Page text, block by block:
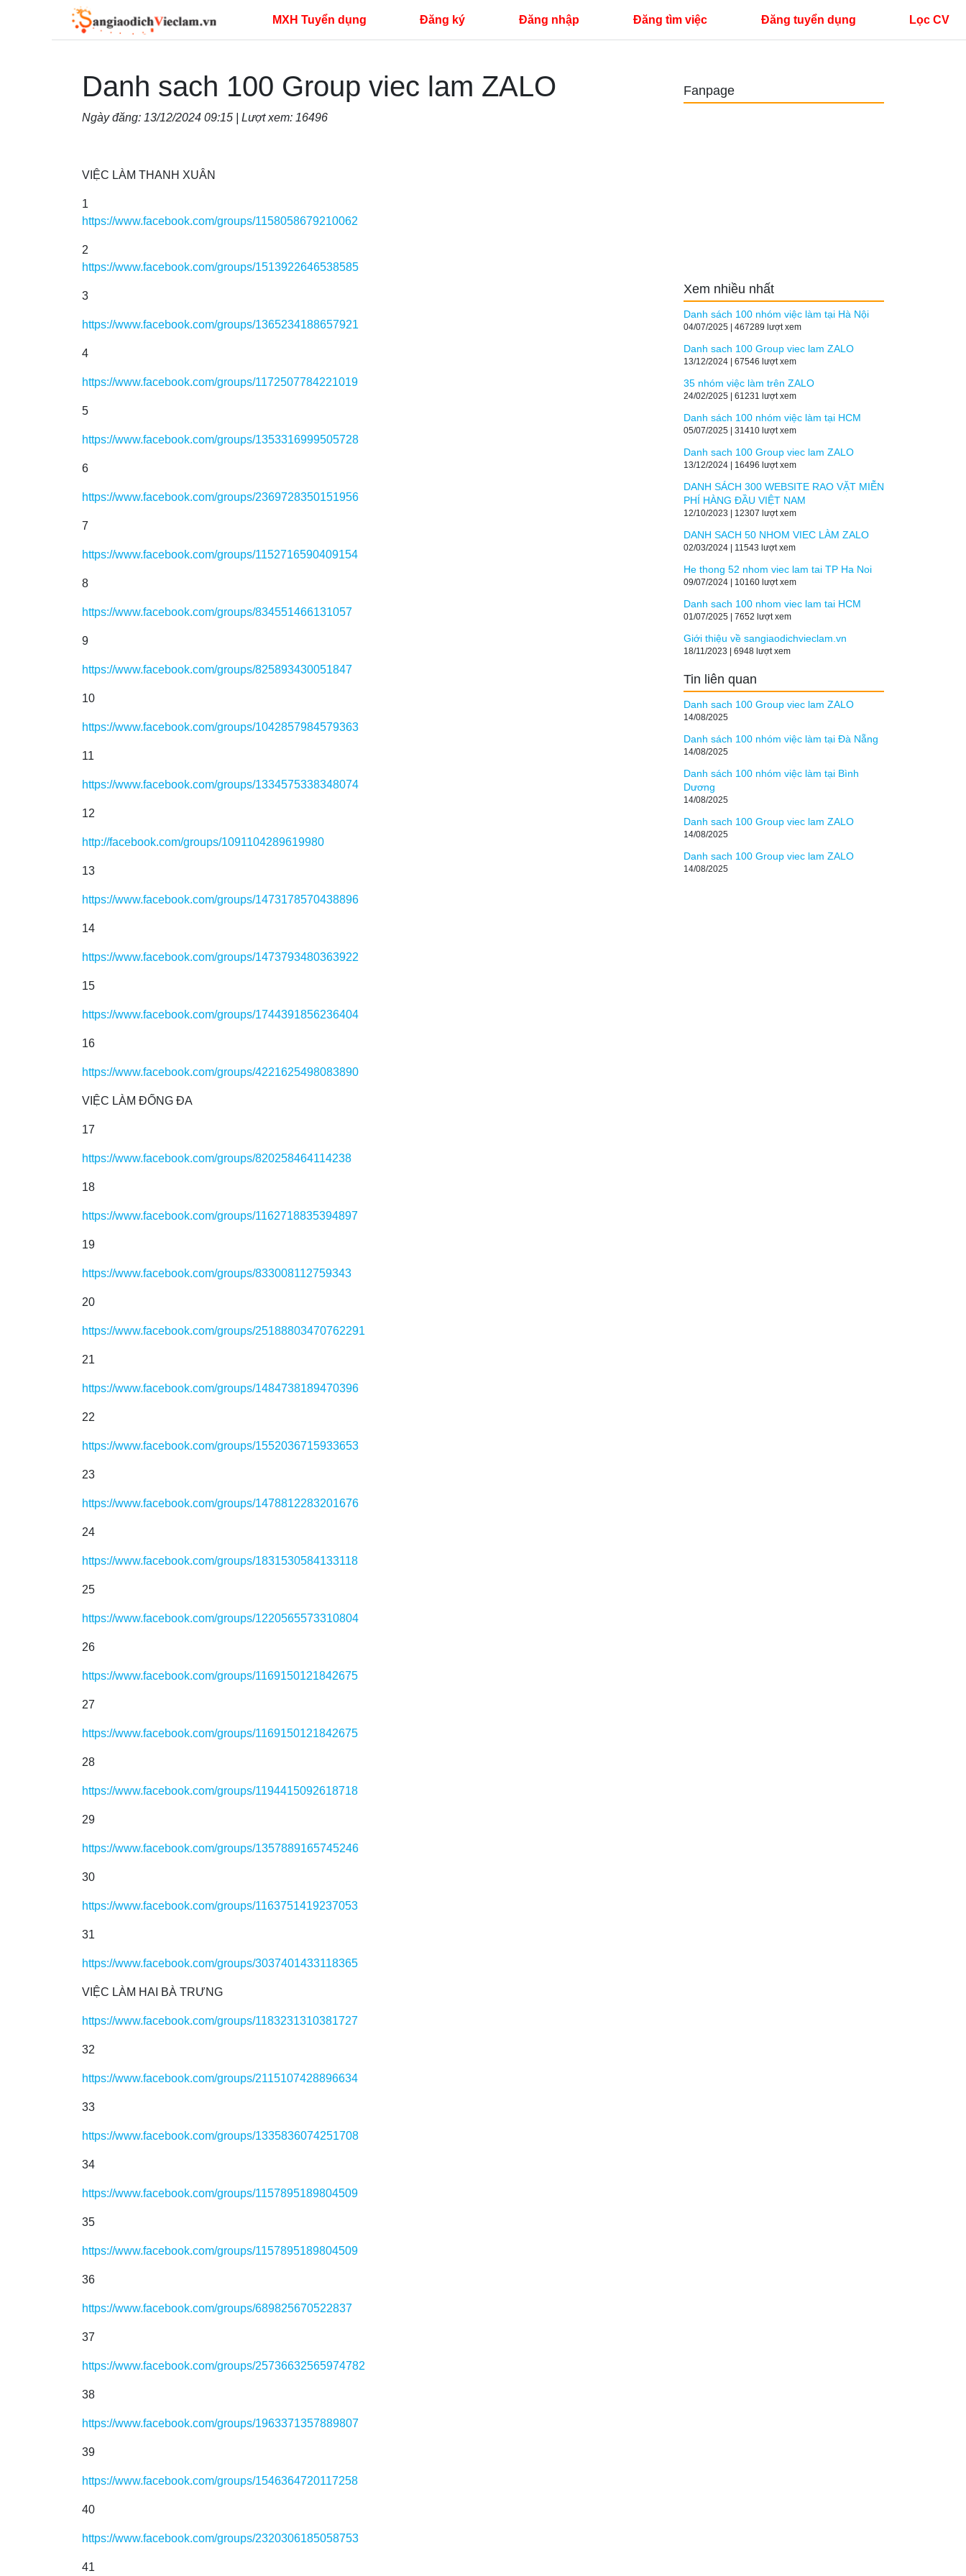
MXH Tuyển dụng Đăng ký Đăng nhập Đăng tìm việc Đăng tuyển dụng Lọc CV
Danh sach 100 Group viec lam ZALO
Ngày đăng: 13/12/2024 09:15 | Lượt xem: 16496
VIỆC LÀM THANH XUÂN
1
https://www.facebook.com/groups/1158058679210062
2
https://www.facebook.com/groups/1513922646538585
3
https://www.facebook.com/groups/1365234188657921
4
https://www.facebook.com/groups/1172507784221019
5
https://www.facebook.com/groups/1353316999505728
6
https://www.facebook.com/groups/2369728350151956
7
https://www.facebook.com/groups/1152716590409154
8
https://www.facebook.com/groups/834551466131057
9
https://www.facebook.com/groups/825893430051847
10
https://www.facebook.com/groups/1042857984579363
11
https://www.facebook.com/groups/1334575338348074
12
http://facebook.com/groups/1091104289619980
13
https://www.facebook.com/groups/1473178570438896
14
https://www.facebook.com/groups/1473793480363922
15
https://www.facebook.com/groups/1744391856236404
16
https://www.facebook.com/groups/4221625498083890
VIỆC LÀM ĐỐNG ĐA
17
https://www.facebook.com/groups/820258464114238
18
https://www.facebook.com/groups/1162718835394897
19
https://www.facebook.com/groups/833008112759343
20
https://www.facebook.com/groups/25188803470762291
21
https://www.facebook.com/groups/1484738189470396
22
https://www.facebook.com/groups/1552036715933653
23
https://www.facebook.com/groups/1478812283201676
24
https://www.facebook.com/groups/1831530584133118
25
https://www.facebook.com/groups/1220565573310804
26
https://www.facebook.com/groups/1169150121842675
27
https://www.facebook.com/groups/1169150121842675
28
https://www.facebook.com/groups/1194415092618718
29
https://www.facebook.com/groups/1357889165745246
30
https://www.facebook.com/groups/1163751419237053
31
https://www.facebook.com/groups/3037401433118365
VIỆC LÀM HAI BÀ TRƯNG
https://www.facebook.com/groups/1183231310381727
32
https://www.facebook.com/groups/2115107428896634
33
https://www.facebook.com/groups/1335836074251708
34
https://www.facebook.com/groups/1157895189804509
35
https://www.facebook.com/groups/1157895189804509
36
https://www.facebook.com/groups/689825670522837
37
https://www.facebook.com/groups/25736632565974782
38
https://www.facebook.com/groups/1963371357889807
39
https://www.facebook.com/groups/1546364720117258
40
https://www.facebook.com/groups/2320306185058753
41
Fanpage
Xem nhiều nhất
Danh sách 100 nhóm việc làm tại Hà Nội
04/07/2025 | 467289 lượt xem
Danh sach 100 Group viec lam ZALO
13/12/2024 | 67546 lượt xem
35 nhóm việc làm trên ZALO
24/02/2025 | 61231 lượt xem
Danh sách 100 nhóm việc làm tại HCM
05/07/2025 | 31410 lượt xem
Danh sach 100 Group viec lam ZALO
13/12/2024 | 16496 lượt xem
DANH SÁCH 300 WEBSITE RAO VẶT MIỄN
PHÍ HÀNG ĐẦU VIỆT NAM
12/10/2023 | 12307 lượt xem
DANH SACH 50 NHOM VIEC LÀM ZALO
02/03/2024 | 11543 lượt xem
He thong 52 nhom viec lam tai TP Ha Noi
09/07/2024 | 10160 lượt xem
Danh sach 100 nhom viec lam tai HCM
01/07/2025 | 7652 lượt xem
Giới thiệu về sangiaodichvieclam.vn
18/11/2023 | 6948 lượt xem
Tin liên quan
Danh sach 100 Group viec lam ZALO
14/08/2025
Danh sách 100 nhóm việc làm tại Đà Nẵng
14/08/2025
Danh sách 100 nhóm việc làm tại Bình
Dương
14/08/2025
Danh sach 100 Group viec lam ZALO
14/08/2025
Danh sach 100 Group viec lam ZALO
14/08/2025